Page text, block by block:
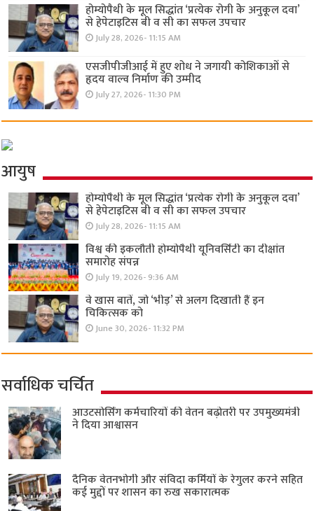
होम्योपैथी के मूल सिद्धांत ‘प्रत्येक रोगी केे अनुकूल दवा’
से हेपेटाइटिस बी व सी का सफल उपचार
July 28, 2026- 11:15 AM
एसजीपीजीआई में हुए शोध ने जगायी कोशिकाओं से
हृदय वाल्व निर्माण की उम्मीद
July 27, 2026- 11:30 PM
आयुष
होम्योपैथी के मूल सिद्धांत ‘प्रत्येक रोगी केे अनुकूल दवा’
से हेपेटाइटिस बी व सी का सफल उपचार
July 28, 2026- 11:15 AM
विश्व की इकलौती होम्योपैथी यूनिवर्सिटी का दीक्षांत
समारोह संपन्न
July 19, 2026- 9:36 AM
वे खास बातें, जो ‘भीड़’ से अलग दिखाती हैं इन
चिकित्सक को
June 30, 2026- 11:32 PM
सर्वाधिक चर्चित
आउटसोर्सिंग कर्मचारियों की वेतन बढ़ोतरी पर उपमुख्यमंत्री
ने दिया आश्वासन
दैनिक वेतनभोगी और संविदा कर्मियों के रेगुलर करने सहित
कई मुद्दों पर शासन का रुख सकारात्मक